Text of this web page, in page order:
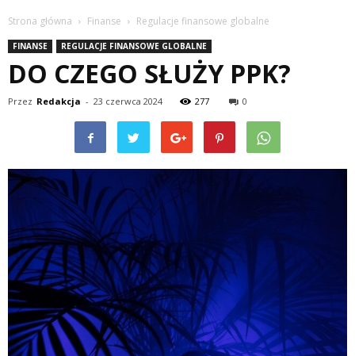
Strona główna Finanse Regulacje finansowe globalne
FINANSE REGULACJE FINANSOWE GLOBALNE
DO CZEGO SŁUŻY PPK?
Przez Redakcja - 23 czerwca 2024 277 0